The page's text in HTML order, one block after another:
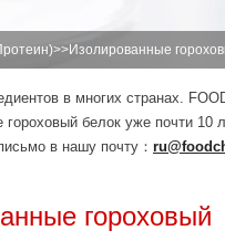
>>Изолированные
в многих странах.
белок уже почти 10
в нашу почту：
гороховый